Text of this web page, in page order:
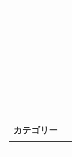
カテゴリー